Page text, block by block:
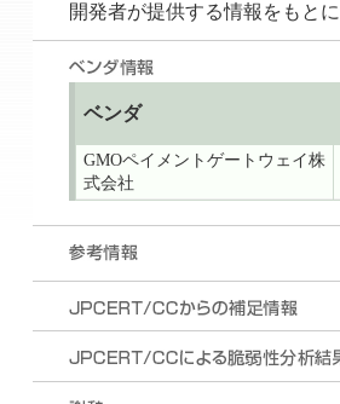
開発者が提供する情報をもと
ベンダ
GMOペイメントゲートウェイ株
式会社